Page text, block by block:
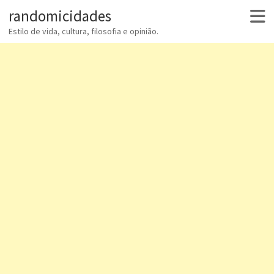
randomicidades
Estilo de vida, cultura, filosofia e opinião.